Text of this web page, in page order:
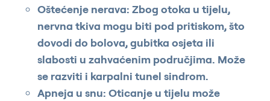
Oštećenje nerava: Zbog otoka u tijelu,
nervna tkiva mogu biti pod pritiskom, što
dovodi do bolova, gubitka osjeta ili
slabosti u zahvaćenim područjima. Može
se razviti i karpalni tunel sindrom.
Apneja u snu: Oticanje u tijelu može